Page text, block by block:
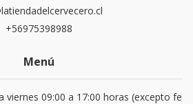
+56975398988
Menú
viernes 09:00 a 17:00 horas (excepto fe